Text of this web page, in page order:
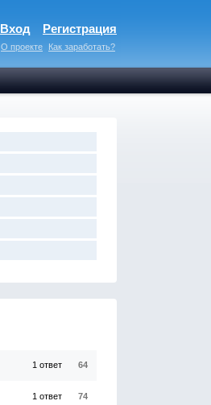
Вход Регистрация
О проекте Как заработать?
1 ответ 64
1 ответ 74